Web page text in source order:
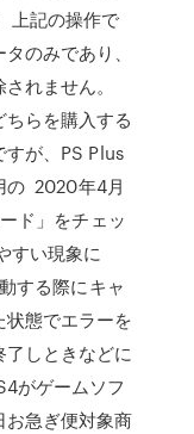
上記の操作で
のみであり、
れません。
らを購入する
が、PS Plus
の 2020年4月
ド」をチェッ
すい現象に
する際にキャ
態でエラーを
しときなどに
がゲームソフ
お急ぎ便対象商